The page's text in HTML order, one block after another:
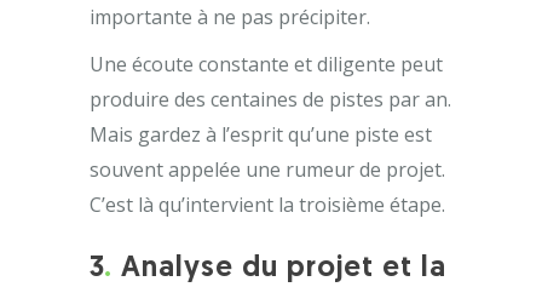
importante à ne pas précipiter.
Une écoute constante et diligente peut
produire des centaines de pistes par an.
Mais gardez à l’esprit qu’une piste est
souvent appelée une rumeur de projet.
C’est là qu’intervient la troisième étape.
3. Analyse du projet et la